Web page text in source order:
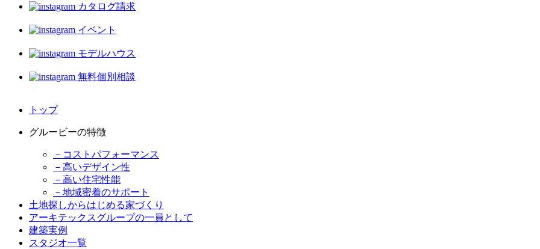
カタログ請求
イベント
モデルハウス
無料個別相談
トップ
グルービーの特徴
－コストパフォーマンス
－高いデザイン性
－高い住宅性能
－地域密着のサポート
土地探しからはじめる家づくり
アーキテックスグループの一員として
建築実例
スタジオ一覧